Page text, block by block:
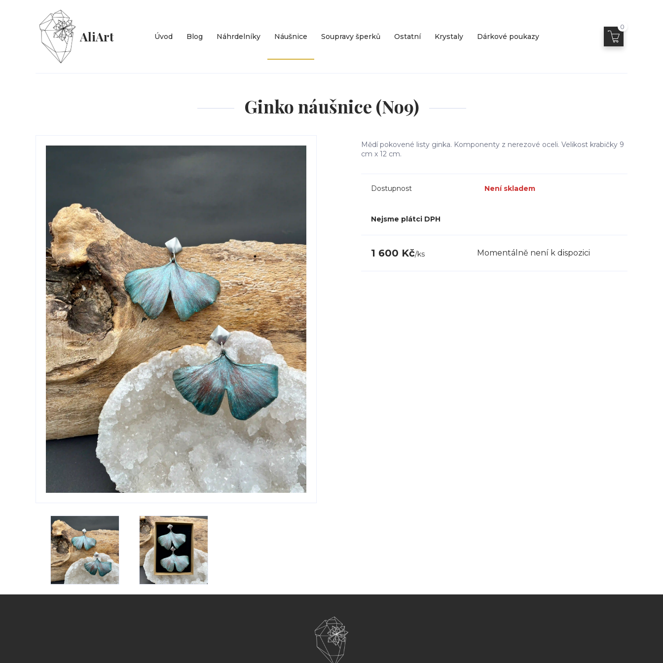
Úvod Blog Náhrdelníky Náušnice Soupravy šperků Ostatní Krystaly Dárkové poukazy
AliArt
0
Ginko náušnice (No9)
Mědí pokovené listy ginka. Komponenty z nerezové oceli. Velikost krabičky 9
cm x 12 cm.
Dostupnost Není skladem
Nejsme plátci DPH
1 600 Kč/ks Momentálně není k dispozici